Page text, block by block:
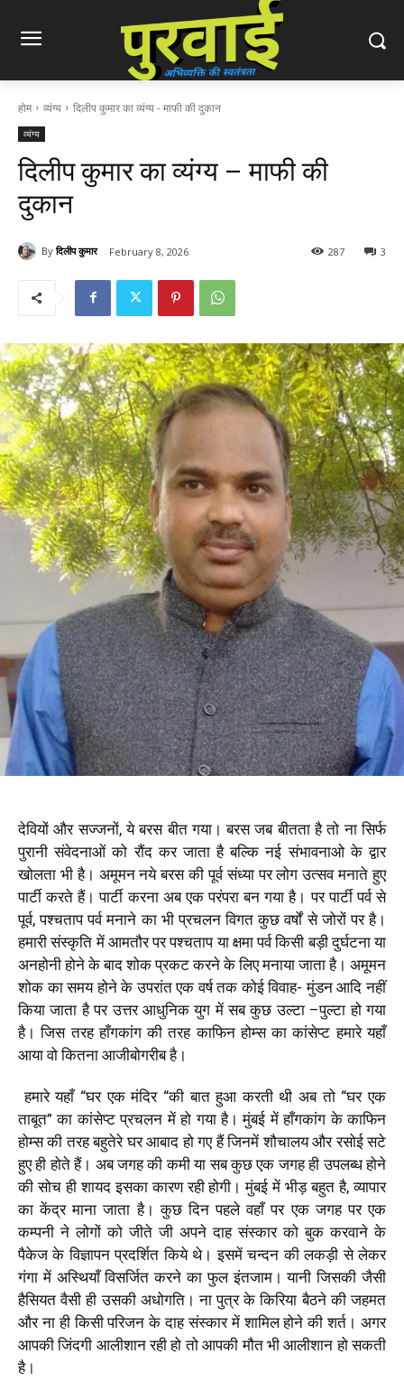
होम व्यंग्य दिलीप कुमार का व्यंग्य - माफी की दुकान
व्यंग्य
दिलीप कुमार का व्यंग्य – माफी की
दुकान
By दिलीप कुमार February 8, 2026 3
287
देवियों और सज्जनों,ये बरस बीत गया। बरस जब बीतता है तो ना सिर्फ
पुरानी संवेदनाओं को रौंद कर जाता है बल्कि नई संभावनाओ के द्वार
खोलता भी है। अमूमन नये बरस की पूर्व संध्या पर लोग उत्सव मनाते हुए
पार्टी करते हैं। पार्टी करना अब एक परंपरा बन गया है। पर पार्टी पर्व से
पूर्व,पश्चताप पर्व मनाने का भी प्रचलन विगत कुछ वर्षों से जोरों पर है।
हमारी संस्कृति में आमतौर पर पश्चताप या क्षमा पर्व किसी बड़ी दुर्घटना या
अनहोनी होने के बाद शोक प्रकट करने के लिए मनाया जाता है। अमूमन
शोक का समय होने के उपरांत एक वर्ष तक कोई विवाह- मुंडन आदि नहीं
किया जाता है पर उत्तर आधुनिक युग में सब कुछ उल्टा –पुल्टा हो गया
है। जिस तरह हाँगकांग की तरह काफिन होम्स का कांसेप्ट हमारे यहाँ
आया वो कितना आजीबोगरीब है।
हमारे यहाँ “घर एक मंदिर “की बात हुआ करती थी अब तो “घर एक
ताबूत” का कांसेप्ट प्रचलन में हो गया है। मुंबई में हाँगकांग के काफिन
होम्स की तरह बहुतेरे घर आबाद हो गए हैं जिनमें शौचालय और रसोई सटे
हुए ही होते हैं। अब जगह की कमी या सब कुछ एक जगह ही उपलब्ध होने
की सोच ही शायद इसका कारण रही होगी। मुंबई में भीड़ बहुत है,व्यापार
का केंद्र माना जाता है। कुछ दिन पहले वहाँ पर एक जगह पर एक
कम्पनी ने लोगों को जीते जी अपने दाह संस्कार को बुक करवाने के
पैकेज के विज्ञापन प्रदर्शित किये थे। इसमें चन्दन की लकड़ी से लेकर
गंगा में अस्थियाँ विसर्जित करने का फुल इंतजाम। यानी जिसकी जैसी
हैसियत वैसी ही उसकी अधोगति। ना पुत्र के किरिया बैठने की जहमत
और ना ही किसी परिजन के दाह संस्कार में शामिल होने की शर्त। अगर
आपकी जिंदगी आलीशान रही हो तो आपकी मौत भी आलीशान हो सकती
है।